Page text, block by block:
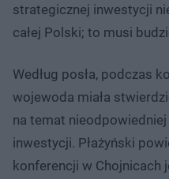
strategicznej inwestycji
całej Polski; to musi
Według posła, podczas
wojewoda miała
na temat
inwestycji. Płażyński
konferencji w Chojnicach